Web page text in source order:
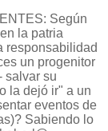
Según
la patria
responsabilidad
un progenitor
salvar su
la dejó ir" a un
eventos de
Sabiendo lo